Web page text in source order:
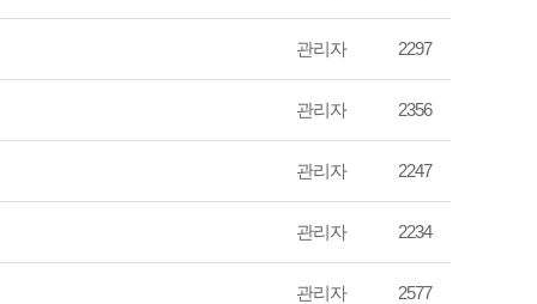
관리자 2297
관리자 2356
관리자 2247
관리자 2234
관리자 2577